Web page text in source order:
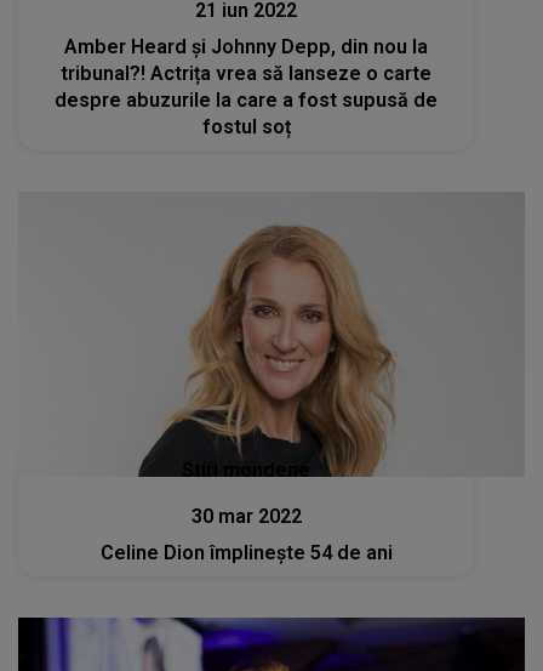
21 iun 2022
Amber Heard și Johnny Depp, din nou la
tribunal?! Actrița vrea să lanseze o carte
despre abuzurile la care a fost supusă de
fostul soț
Stiri mondene
30 mar 2022
Celine Dion împlinește 54 de ani